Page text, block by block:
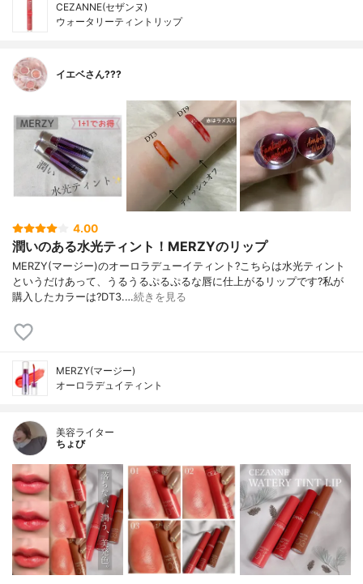
CEZANNE(セザンヌ)
ウォータリーティントリップ
イエベさん???
4.00
潤いのある水光ティント！MERZYのリップ
MERZY(マージー)のオーロラデューイティント?こちらは水光ティント
というだけあって、うるうるぷるぷるな唇に仕上がるリップです?私が
購入したカラーは?DT3.…続きを見る
MERZY(マージー)
オーロラデュイティント
美容ライター
ちょび